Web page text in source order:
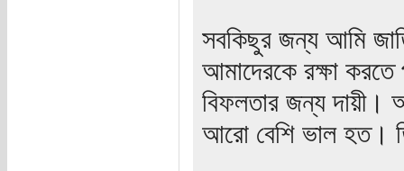
সবকিছুর জন্য আমি
আমাদেরকে রক্ষা করতে
বিফলতার জন্য দায়ী।
আরো বেশি ভাল হত।